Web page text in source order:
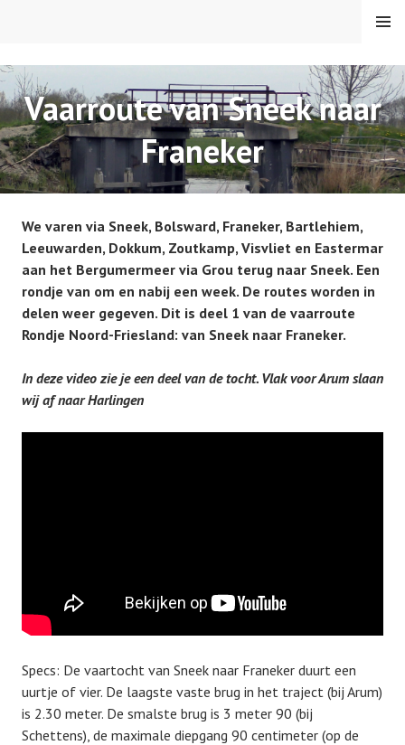
VAREN MET DE CANICULA
MENU
Vaarroute van Sneek naar
Franeker
We varen via Sneek, Bolsward, Franeker, Bartlehiem,
Leeuwarden, Dokkum, Zoutkamp, Visvliet en Eastermar
aan het Bergumermeer via Grou terug naar Sneek. Een
rondje van om en nabij een week. De routes worden in
delen weer gegeven. Dit is deel 1 van de vaarroute
Rondje Noord-Friesland: van Sneek naar Franeker.
In deze video zie je een deel van de tocht. Vlak voor Arum slaan
wij af naar Harlingen
Specs: De vaartocht van Sneek naar Franeker duurt een
uurtje of vier. De laagste vaste brug in het traject (bij Arum)
is 2.30 meter. De smalste brug is 3 meter 90 (bij
Schettens), de maximale diepgang 90 centimeter (op de